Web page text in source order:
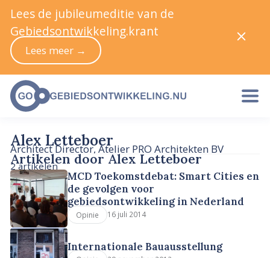
Alex Letteboer
Architect Director, Atelier PRO Architekten BV
Artikelen door Alex Letteboer
2 artikelen
MCD Toekomstdebat: Smart Cities en
de gevolgen voor
gebiedsontwikkeling in Nederland
Opinie 16 juli 2014
Internationale Bauausstellung
Lees de jubileumeditie van de
Gebiedsontwikkeling.krant
Lees meer →